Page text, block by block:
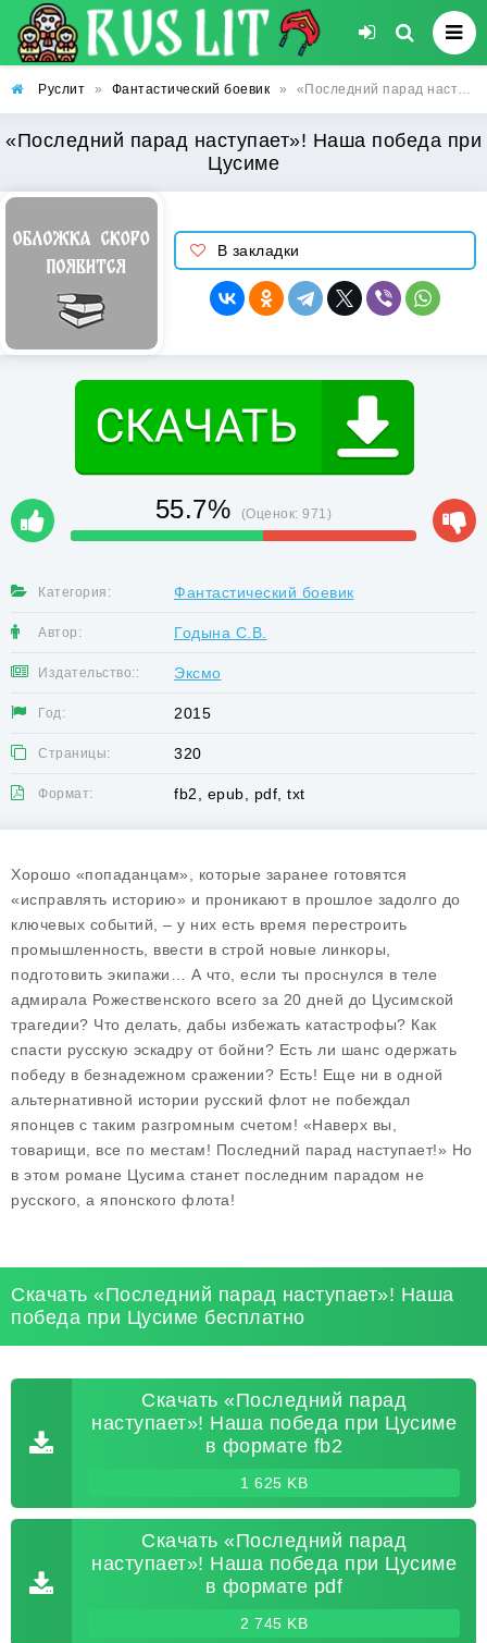
Руслит » Фантастический боевик » «Последний парад наступает»! Наша победа при Цусиме
«Последний парад наступает»! Наша победа при
Цусиме
В закладки
55.7% (Оценок:971)
Категория: Фантастический боевик
Автор: Годына С.В.
Издательство:: Эксмо
Год: 2015
Страницы: 320
Формат: fb2, epub, pdf, txt
Хорошо «попаданцам», которые заранее готовятся
«исправлять историю» и проникают в прошлое задолго до
ключевых событий, – у них есть время перестроить
промышленность, ввести в строй новые линкоры,
подготовить экипажи… А что, если ты проснулся в теле
адмирала Рожественского всего за 20 дней до Цусимской
трагедии? Что делать, дабы избежать катастрофы? Как
спасти русскую эскадру от бойни? Есть ли шанс одержать
победу в безнадежном сражении? Есть! Еще ни в одной
альтернативной истории русский флот не побеждал
японцев с таким разгромным счетом! «Наверх вы,
товарищи, все по местам! Последний парад наступает!» Но
в этом романе Цусима станет последним парадом не
русского, а японского флота!
Скачать «Последний парад наступает»! Наша
победа при Цусиме бесплатно
Скачать «Последний парад
наступает»! Наша победа при Цусиме
в формате fb2
1 625 KB
Скачать «Последний парад
наступает»! Наша победа при Цусиме
в формате pdf
2 745 KB